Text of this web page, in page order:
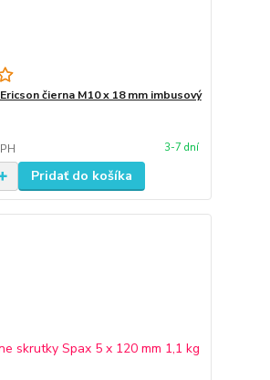
čierna M10 x 18 mm imbusový
3-7 dní
Pridať do košíka